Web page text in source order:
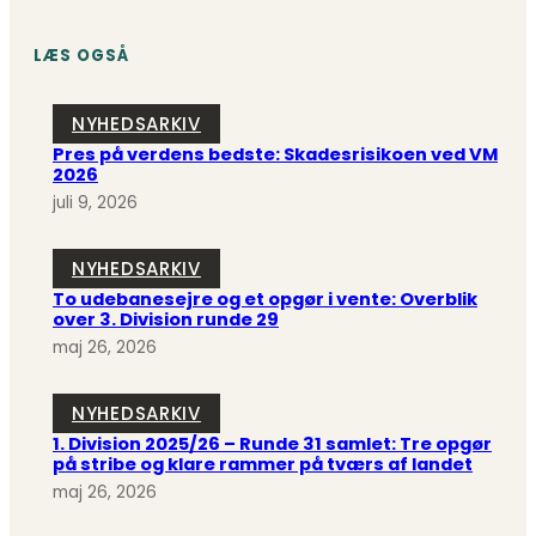
LÆS OGSÅ
NYHEDSARKIV
Pres på verdens bedste: Skadesrisikoen ved VM
2026
juli 9, 2026
NYHEDSARKIV
To udebanesejre og et opgør i vente: Overblik
over 3. Division runde 29
maj 26, 2026
NYHEDSARKIV
1. Division 2025/26 – Runde 31 samlet: Tre opgør
på stribe og klare rammer på tværs af landet
maj 26, 2026